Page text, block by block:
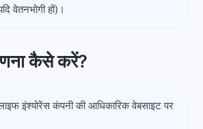
वेतनभोगी हों)।
कैसे करें?
इंश्योरेंस कंपनी की आधिकारिक वेबसाइट पर